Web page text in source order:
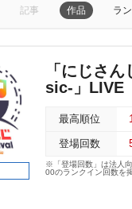
記事 作品 ラ
「にじさ
sic-」LIVE
最高順位
登場回数
※「登場回数」は法人
00のランクイン回数を